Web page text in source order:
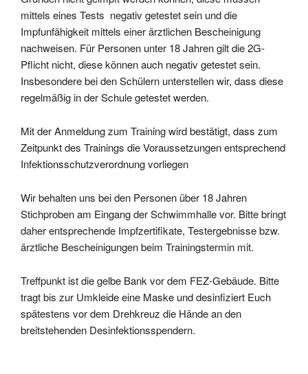
mittels eines Tests negativ getestet sein und die
Impfunfähigkeit mittels einer ärztlichen Bescheinigung
nachweisen. Für Personen unter 18 Jahren gilt die 2G-
Pflicht nicht, diese können auch negativ getestet sein.
Insbesondere bei den Schülern unterstellen wir, dass diese
regelmäßig in der Schule getestet werden.
Mit der Anmeldung zum Training wird bestätigt, dass zum
Zeitpunkt des Trainings die Voraussetzungen entsprechend
Infektionsschutzverordnung vorliegen
Wir behalten uns bei den Personen über 18 Jahren
Stichproben am Eingang der Schwimmhalle vor. Bitte bringt
daher entsprechende Impfzertifikate, Testergebnisse bzw.
ärztliche Bescheinigungen beim Trainingstermin mit.
Treffpunkt ist die gelbe Bank vor dem FEZ-Gebäude. Bitte
tragt bis zur Umkleide eine Maske und desinfiziert Euch
spätestens vor dem Drehkreuz die Hände an den
breitstehenden Desinfektionsspendern.